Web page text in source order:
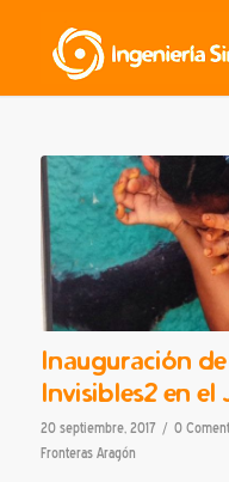
Inauguración
Invisibles2 en el
20 septiembre, 2017 / 0
Fronteras Aragón